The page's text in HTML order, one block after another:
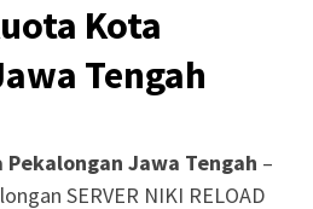
Kota
Tengah
Jawa Tengah –
SERVER NIKI RELOAD